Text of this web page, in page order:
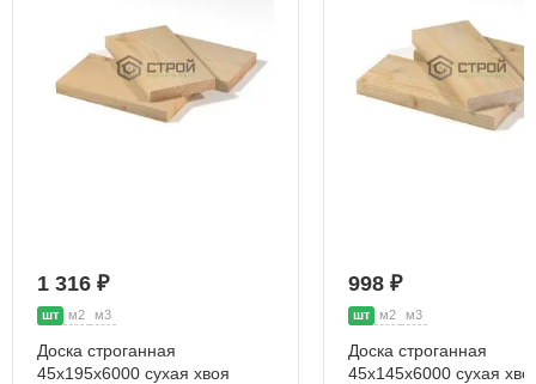
1 316 ₽
шт м2 м3
Доска строганная
45х195х6000 сухая хвоя
998 ₽
шт м2 м3
Доска строганная
45х145х6000 сухая